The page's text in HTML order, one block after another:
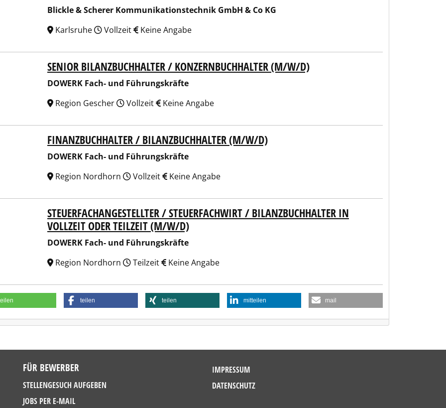
Blickle & Scherer Kommunikationstechnik GmbH & Co KG
Karlsruhe
Vollzeit Keine Angabe
Fach- und Führungskräfte
SENIOR BILANZBUCHHALTER / KONZERNBUCHHALTER (M/W/D)
DOWERK Fach- und Führungskräfte
Region Gescher
Vollzeit Keine Angabe
Fach- und Führungskräfte
FINANZBUCHHALTER / BILANZBUCHHALTER (M/W/D)
DOWERK Fach- und Führungskräfte
Region Nordhorn
Vollzeit Keine Angabe
Fach- und Führungskräfte
STEUERFACHANGESTELLTER / STEUERFACHWIRT / BILANZBUCHHALTER IN
VOLLZEIT ODER TEILZEIT (M/W/D)
DOWERK Fach- und Führungskräfte
Region Nordhorn
Teilzeit Keine Angabe
teilen teilen mitteilen mail
FÜR BEWERBER
STELLENGESUCH AUFGEBEN
JOBS PER E-MAIL
IMPRESSUM
DATENSCHUTZ